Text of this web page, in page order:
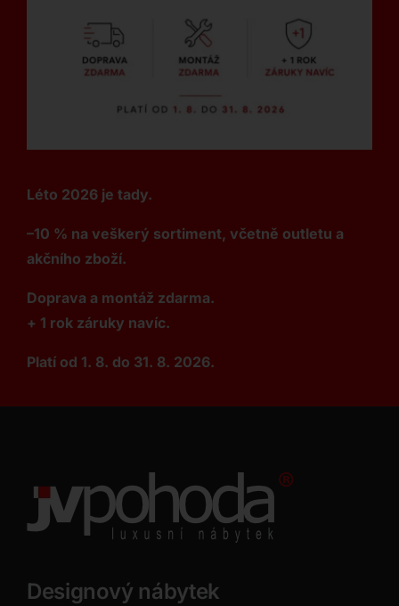
Léto 2026 je tady.
–10 % na veškerý sortiment, včetně outletu a
akčního zboží.
Doprava a montáž zdarma.
+ 1 rok záruky navíc.
Platí od 1. 8. do 31. 8. 2026.
Designový nábytek